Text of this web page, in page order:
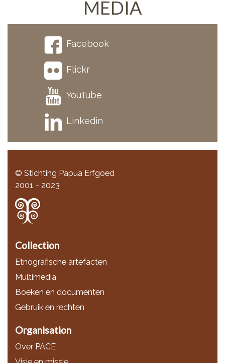
MEDIA
Facebook
Flickr
YouTube
Linkedin
© Stichting Papua Erfgoed
2001 - 2023
Collection
Etnografische artefacten
Multimedia
Boeken en documenten
Gebruik en rechten
Organisation
Over PACE